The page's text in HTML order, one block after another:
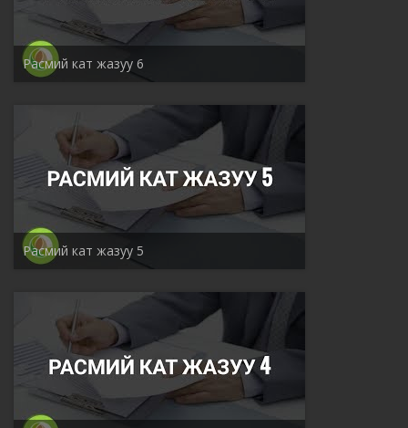
Расмий кат жазуу 6
Расмий кат жазуу 5